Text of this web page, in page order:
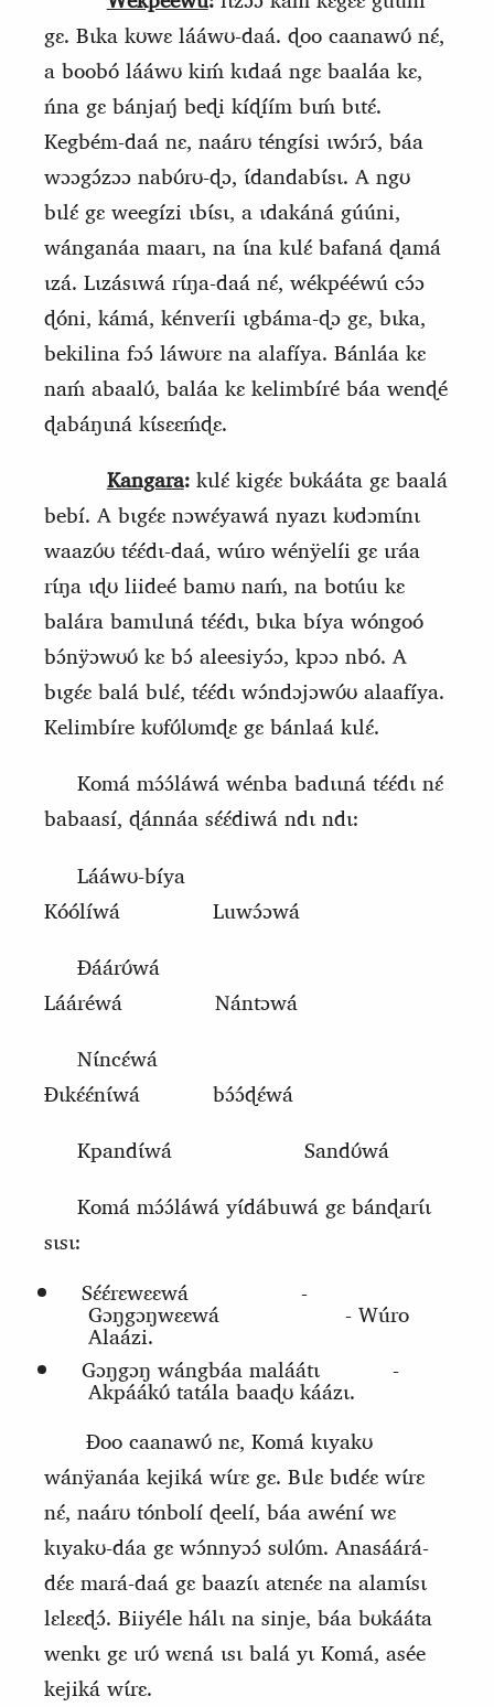
gɛ. Bɩka kʊwɛ lááwʊ-daá. ɖoo caanawʊ́ nɛ́,
a boobó lááwʊ kiḿ kɩdaá ngɛ baaláa kɛ,
ńna gɛ bánjaŋ́ beɖi kíɖíím bɩḿ bɩtɛ́.
Kegbém-daá nɛ, naárʊ téngísi ɩwɔ́rɔ́, báa
wɔɔgɔ́zɔɔ nabʊ́rʊ-ɖɔ, ɩ́dandabɩ́sɩ. A ngʊ
bɩlɛ́ gɛ weegízi ɩbɩ́sɩ, a ɩdakáná gúúni,
wánganáa maarɩ, na ɩ́na kɩlɛ́ bafaná ɖamá
ɩzá. Lɩzásɩwá rɩ́ŋa-daá nɛ́, wékpééwú cɔ́ɔ
ɖóni, kámá, kénveríi ɩgbáma-ɖɔ gɛ, bɩka,
bekilina fɔɔ́ láwʊrɛ na alafíya. Bánláa kɛ
naḿ abaalʊ́, baláa kɛ kelimbíré báa wenɖé
ɖabáŋɩná kɩ́sɛɛḿɖɛ.
Kangara:kɩlɛ́ kigɛ́ɛ bʊkááta gɛ baalá
bebí. A bɩgɛ́ɛ nɔwɛ́yawá nyazɩ kʊdɔmɩ́nɩ
waazʊ́ʊ tɛ́ɛ́dɩ-daá, wúro wénÿelíi gɛ ɩráa
rɩ́ŋa ɩɖʊ liideé bamʊ naḿ, na botúu kɛ
balára bamɩlɩná tɛ́ɛ́dɩ, bɩka bíya wóngoó
bɔ́nÿɔwʊʊ́ kɛ bɔ́ aleesiyɔ́ɔ, kpɔɔ nbó. A
bɩgɛ́ɛ balá bɩlɛ́, tɛ́ɛ́dɩ wɔ́ndɔjɔwʊ́ʊ alaafíya.
Kelimbíre kʊfʊ́lʊmɖɛ gɛ bánlaá kɩlɛ́.
Komá mɔ́ɔ́láwá wénba badɩɩná tɛ́ɛ́dɩ nɛ́
babaasí, ɖánnáa sɛ́ɛ́diwá ndɩ ndɩ:
Lááwʊ-bíya
Kóólíwá
Luwɔ́ɔwá
Ɖáárʊ́wá
Lááréwá
Nántɔwá
Nɩ́ncɛ́wá
Ɖɩkɛ́ɛ́nɩ́wá
bɔ́ɔ́ɖɛ́wá
Kpandɩ́wá
Sandʊ́wá
Komá mɔ́ɔ́láwá yɩ́dábuwá gɛ bánɖarɩ́ɩ
sɩsɩ:
Sɛ́ɛ́rɛwɛɛwá
-
Gɔŋgɔŋwɛɛwá - Wúro
Alaázi.
Gɔŋgɔŋ wángbáa maláátɩ
-
Akpáákʊ́ tatála baaɖʊ káázɩ.
Ɖoo caanawʊ́ nɛ, Komá kɩyakʊ
wánÿanáa kejiká wɩ́rɛ gɛ. Bɩlɛ bɩdɛ́ɛ wɩ́rɛ
nɛ́, naárʊ tónbolí ɖeelí, báa awéní wɛ
kɩyakʊ-dáa gɛ wɔ́nnyɔɔ́ sʊlʊ́m. Anasáárá-
dɛ́ɛ mará-daá gɛ baazɩ́ɩ atɛnɛ́ɛ na alamɩ́sɩ
lɛlɛɛɖɔ́. Biiyéle hálɩ na sinje, báa bʊkááta
wenkɩ gɛ ɩrʊ́ wɛná ɩsɩ balá yɩ Komá, asée
kejiká wɩ́rɛ.